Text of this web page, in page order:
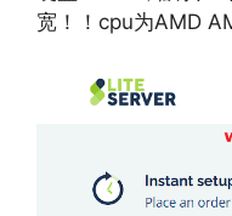
宽！！cpu为AMD